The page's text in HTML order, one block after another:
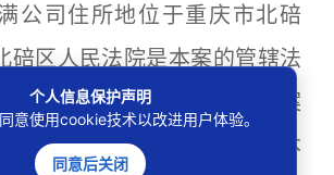
公司住所地位于重庆市北碚
碚区人民法院是本案的管辖法
碚区人民法院将有管辖权的案
海淀区人民法院处理不当，本
个人信息保护声明
意使用cookie技术以改进用户体验。
同意后关闭